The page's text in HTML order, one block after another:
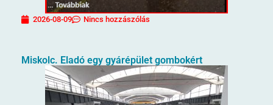
2026-08-09 Nincs hozzászólás
Miskolc. Eladó egy gyárépület gombokért